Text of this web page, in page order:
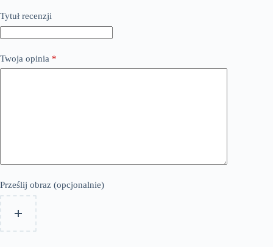
Tytuł recenzji
Twoja opinia *
Prześlij obraz (opcjonalnie)